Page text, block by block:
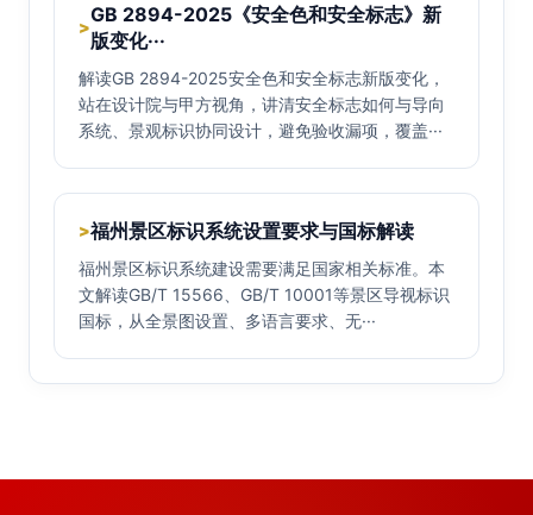
>
GB 2894-2025《安全色和安全标志》新
版变化···
解读GB 2894-2025安全色和安全标志新版变化，
站在设计院与甲方视角，讲清安全标志如何与导向
系统、景观标识协同设计，避免验收漏项，覆盖···
>福州景区标识系统设置要求与国标解读
福州景区标识系统建设需要满足国家相关标准。本
文解读GB/T 15566、GB/T 10001等景区导视标识
国标，从全景图设置、多语言要求、无···